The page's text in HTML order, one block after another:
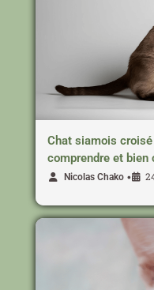
Chat siamois
comprendre et bien
Nicolas Chako •